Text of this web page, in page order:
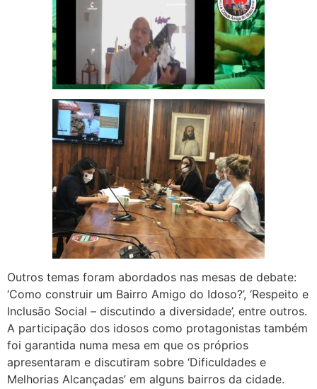
Outros temas foram abordados nas mesas de debate:
‘Como construir um Bairro Amigo do Idoso?’, ‘Respeito e
Inclusão Social – discutindo a diversidade’, entre outros.
A participação dos idosos como protagonistas também
foi garantida numa mesa em que os próprios
apresentaram e discutiram sobre ‘Dificuldades e
Melhorias Alcançadas’ em alguns bairros da cidade.